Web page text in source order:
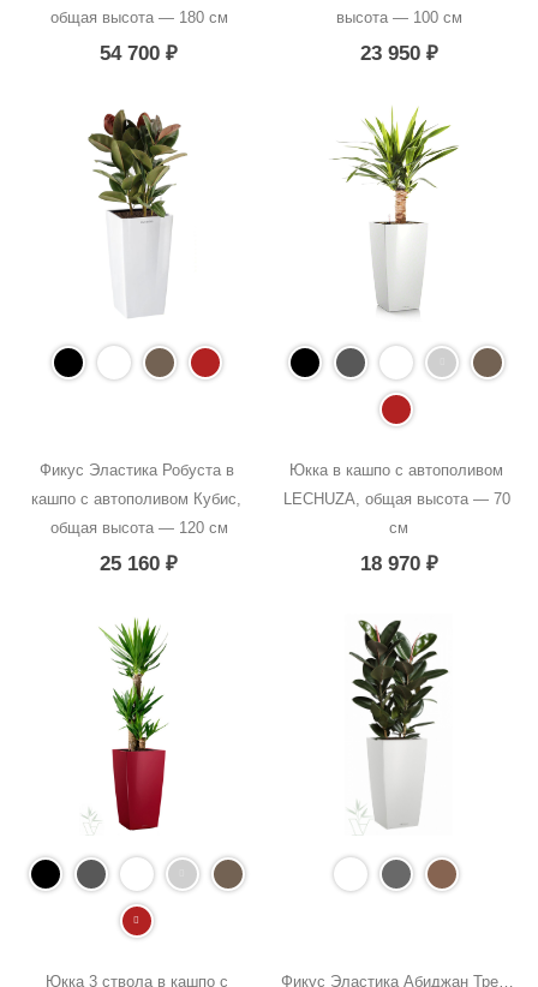
общая высота — 180 см
54 700₽
высота — 100 см
23 950 ₽
Фикус Эластика Робуста в
кашпо с автополивом Кубис,
общая высота — 120 см
25 160₽
Юкка в кашпо с автополивом
LECHUZA, общая высота — 70
см
18 970 ₽
Юкка 3 ствола в кашпо с Фикус Эластика Абиджан Тренд